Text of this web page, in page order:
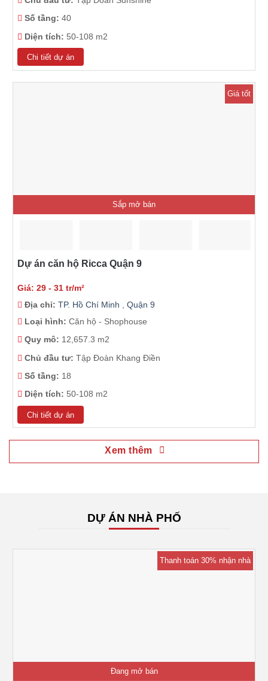
Số tầng: 40
Diện tích: 50-108 m2
Chi tiết dự án
Giá tốt
Sắp mở bán
Dự án căn hộ Ricca Quận 9
Giá: 29 - 31 tr/m²
Địa chỉ: TP. Hồ Chí Minh
Quận 9
Loại hình: Căn hộ - Shophouse
Quy mô: 12,657.3 m2
Chủ đầu tư: Tập Đoàn Khang Điền
Số tầng: 18
Diện tích: 50-108 m2
Chi tiết dự án
Xem thêm
DỰ ÁN NHÀ PHỐ
Thanh toán 30% nhận nhà
Đang mở bán